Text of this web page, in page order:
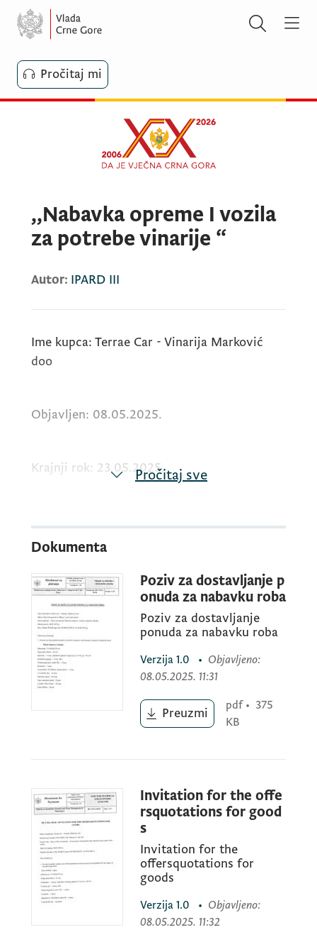
Pročitaj mi
,,Nabavka opreme I vozila
za potrebe vinarije “
Autor: IPARD III
Ime kupca: Terrae Car - Vinarija Marković
doo
Objavljen: 08.05.2025.
Krajnji rok: 23.05.2025.
poziva za dostavljanje ponuda.
Datum i vrijeme otvaranja ponuda:
ponedeljak 02.06.2025. u 10:00 h
Mjesto otvaranja ponuda: Direktorat za
plaćanje, Moskovska 101 Podgorica
Pročitaj sve
Dokumenta
Poziv za dostavljanje p
onuda za nabavku roba
Poziv za dostavljanje
ponuda za nabavku roba
Verzija 1.0 • Objavljeno:
08.05.2025. 11:31
Preuzmi
pdf • 375
KB
Invitation for the offe
rsquotations for good
s
Invitation for the
offersquotations for
goods
Verzija 1.0 • Objavljeno:
08.05.2025. 11:32